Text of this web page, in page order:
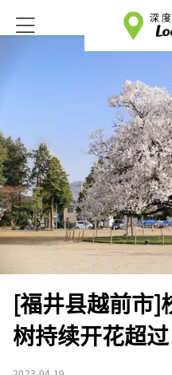
[福井县越前市]
树持续开花超